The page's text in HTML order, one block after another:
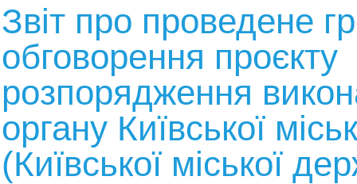
Звіт про проведене
обговорення проєкту
розпорядження
органу Київської
(Київської міської